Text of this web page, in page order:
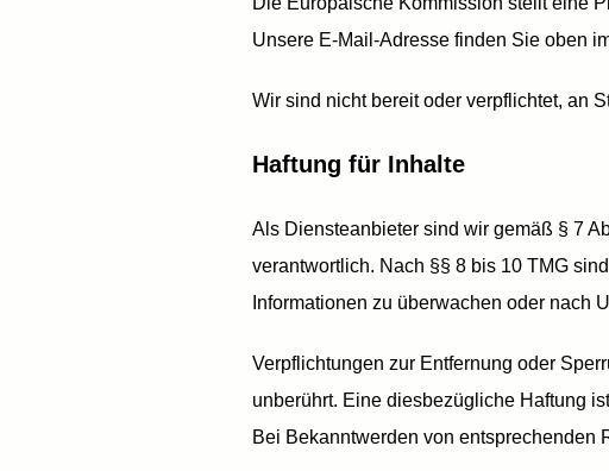
Unsere E-Mail-Adresse finden Sie oben
Wir sind nicht bereit oder verpflichtet, an
Haftung für Inhalte
Als Diensteanbieter sind wir gemäß § 7
verantwortlich. Nach §§ 8 bis 10 TMG
Informationen zu überwachen oder nach
Verpflichtungen zur Entfernung oder
unberührt. Eine diesbezügliche Haftung
Bei Bekanntwerden von entsprechenden